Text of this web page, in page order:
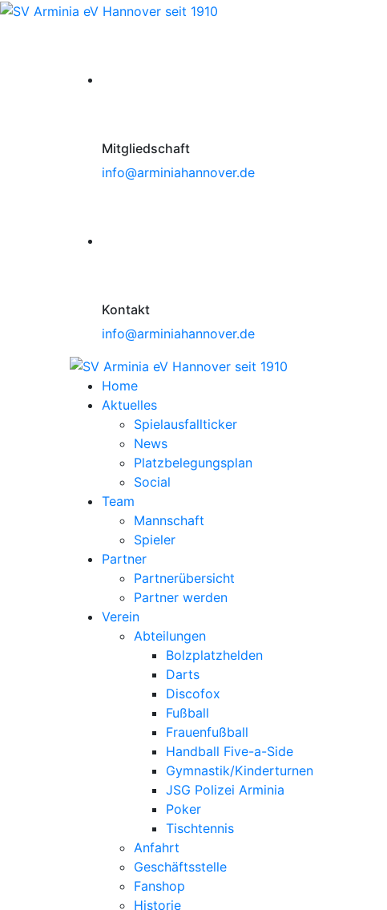
Mitgliedschaft
info@arminiahannover.de
Kontakt
info@arminiahannover.de
Home
Aktuelles
Spielausfallticker
News
Platzbelegungsplan
Social
Team
Mannschaft
Spieler
Partner
Partnerübersicht
Partner werden
Verein
Abteilungen
Bolzplatzhelden
Darts
Discofox
Fußball
Frauenfußball
Handball Five-a-Side
Gymnastik/Kinderturnen
JSG Polizei Arminia
Poker
Tischtennis
Anfahrt
Geschäftsstelle
Fanshop
Historie